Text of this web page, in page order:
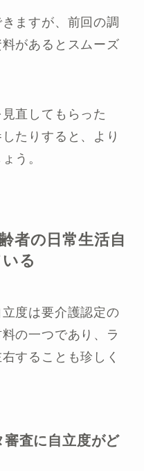
ますが、前回の調
があるとスムーズ
直してもらった
たりすると、より
う。
者の日常生活自
る
度は要介護認定の
の一つであり、ラ
することも珍しく
査に自立度がど